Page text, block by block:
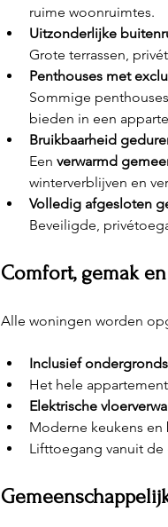
ruime woonruimtes.
Uitzonderlijke
Grote terrassen,
Penthouses met
Sommige
bieden in een
Bruikbaarheid
Een verwarmd
winterverblijven en
Volledig afgesloten
Beveiligde,
Comfort, gemak
Alle woningen worden
Inclusief
Het hele appartement
Elektrische
Moderne keukens
Lifttoegang vanuit